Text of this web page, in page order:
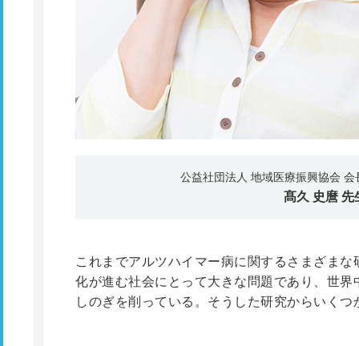
公益社団法人 地域医療振興協会
髙久 史麿 先
これまでアルツハイマー病に関するさまざま
化が進む社会にとって大きな問題であり、世
しのぎを削っている。そうした研究からいくつ